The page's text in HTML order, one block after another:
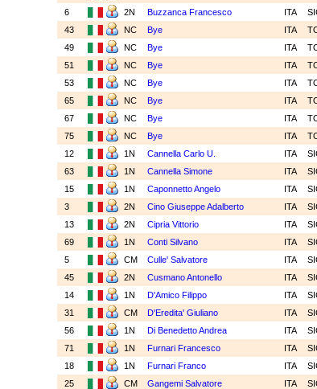
6
2N Buzzanca Francesco ITA
43
NC Bye ITA
49
NC Bye ITA
51
NC Bye ITA
53
NC Bye ITA
65
NC Bye ITA
67
NC Bye ITA
75
NC Bye ITA
12
1N Cannella Carlo U. ITA
63
1N Cannella Simone ITA
15
1N Caponnetto Angelo ITA
3
2N Cino Giuseppe Adalberto ITA
13
2N Cipria Vittorio ITA
69
1N Conti Silvano ITA
5
CM Culle' Salvatore ITA
45
2N Cusmano Antonello ITA
14
1N D'Amico Filippo ITA
31
CM D'Eredita' Giuliano ITA
56
1N Di Benedetto Andrea ITA
71
1N Furnari Francesco ITA
18
1N Furnari Franco ITA
25
CM Gangemi Salvatore ITA